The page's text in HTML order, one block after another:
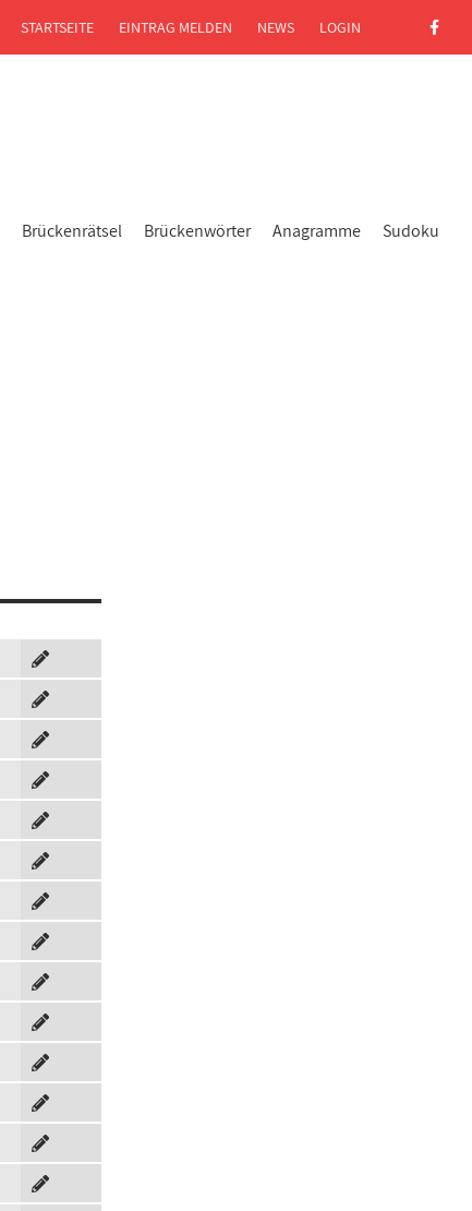
Brückenrätsel Brückenwörter Anagramme Sudoku
STARTSEITE EINTRAG MELDEN NEWS LOGIN